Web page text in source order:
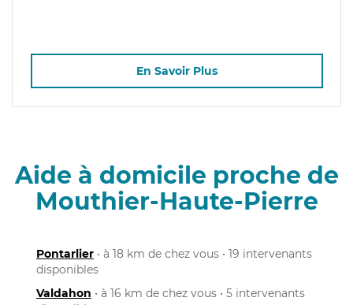
En Savoir Plus
Aide à domicile proche de
Mouthier-Haute-Pierre
Pontarlier • à 18 km de chez vous • 19 intervenants
disponibles
Valdahon • à 16 km de chez vous • 5 intervenants